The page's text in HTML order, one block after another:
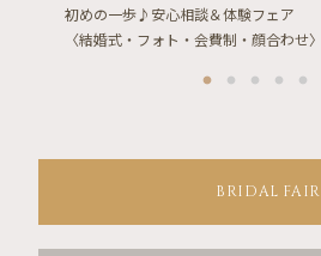
初めの一歩♪安心相談＆体験フェア
〈結婚式・フォト・会費制・顔合わせ〉
BRIDAL FAIR